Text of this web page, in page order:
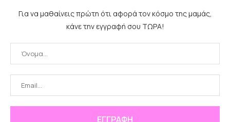
Για να μαθαίνεις πρώτη ότι αφορά τον κόσμο της μαμάς,
κάνε την εγγραφή σου ΤΩΡΑ!